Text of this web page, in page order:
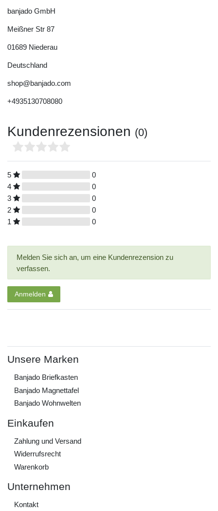
banjado GmbH
Meißner Str 87
01689 Niederau
Deutschland
shop@banjado.com
+4935130708080
Kundenrezensionen (0)
5
0
4
0
3
0
2
0
1
0
Melden Sie sich an, um eine Kundenrezension zu
verfassen.
Anmelden
Unsere Marken
Banjado Briefkasten
Banjado Magnettafel
Banjado Wohnwelten
Einkaufen
Zahlung und Versand
Widerrufs­recht
Warenkorb
Unternehmen
Kontakt